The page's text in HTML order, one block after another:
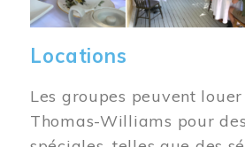
Locations
Les groupes peuvent
Thomas-Williams pour